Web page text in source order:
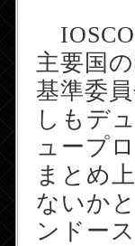
主要国
基準委
しもデ
ュープ
まとめ
ないか
ンドー